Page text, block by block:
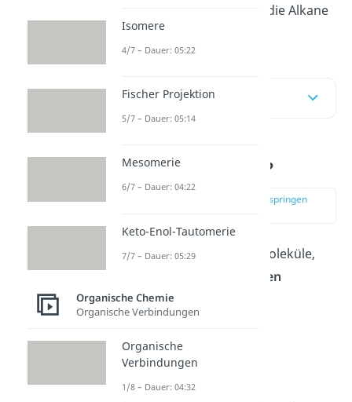
wir dir alles, was du über die Alkane
wissen musst!
Inhaltsübersicht
Was sind Alkane?
zur Stelle im Video springen
Alkane sind organische Moleküle,
zwei Elementen
bestehen, nämlich aus:
undWasserstoff
Dabei kommen nur
Isomere
4/7 – Dauer: 05:22
Fischer Projektion
5/7 – Dauer: 05:14
Mesomerie
6/7 – Dauer: 04:22
Keto-Enol-Tautomerie
7/7 – Dauer: 05:29
Organische Chemie
Organische Verbindungen
Organische
Verbindungen
1/8 – Dauer: 04:32